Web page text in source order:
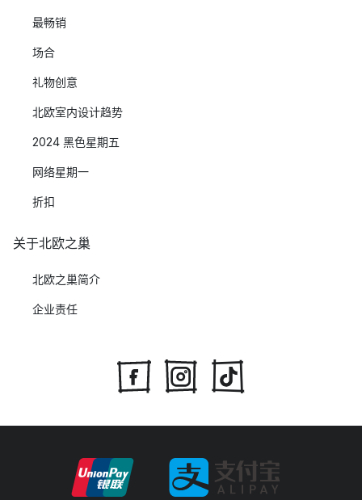
最畅销
场合
礼物创意
北欧室内设计趋势
2024 黑色星期五
网络星期一
折扣
关于北欧之巢
北欧之巢简介
企业责任